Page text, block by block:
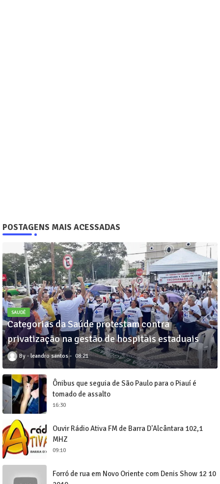
POSTAGENS MAIS ACESSADAS
SAUDÊ
Categorias da Saúde protestam contra
privatização na gestão de hospitais estaduais
leandro santos 08:21
Ônibus que seguia de São Paulo para o Piauí é
tomado de assalto
16:30
Ouvir Rádio Ativa FM de Barra D'Alcântara 102,1
MHZ
09:10
Forró de rua em Novo Oriente com Denis Show 12 10